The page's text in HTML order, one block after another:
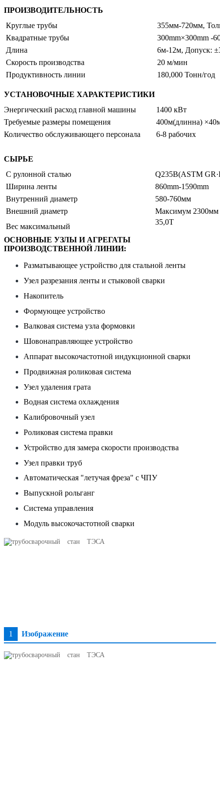
ПРОИЗВОДИТЕЛЬНОСТЬ
Круглые трубы
355мм-720мм,
Квадратные трубы
300mm×300mm -
Длина
6м-12м, Допуск:
Скорость производства
20 м/мин
Продуктивность линии
180,000 Тонн/год
УСТАНОВОЧНЫЕ ХАРАКТЕРИСТИКИ
Энергический расход главной машины
1400 кВт
Требуемые размеры помещения
400м(длинна)
Количество обслуживающего персонала
6-8 рабочих
СЫРЬЕ
С рулонной сталью
Q235B(ASTM
Ширина ленты
860mm-
Внутренний диаметр
580-760мм
Внешний диаметр
Максимум 2300мм
Вес максимальный
35,0Т
ОСНОВНЫЕ УЗЛЫ И АГРЕГАТЫ
ПРОИЗВОДСТВЕННОЙ ЛИНИИ:
Разматывающее устройство для стальной ленты
Узел разрезания ленты и стыковой сварки
Накопитель
Формующее устройство
Валковая система узла формовки
Шовонаправляющее устройство
Аппарат высокочастотной индукционной сварки
Продвижная роликовая система
Узел удаления грата
Водная система охлаждения
Калибровочный узел
Роликовая система правки
Устройство для замера скорости производства
Узел правки труб
Автоматическая "летучая фреза" с ЧПУ
Выпускной рольганг
Система управления
Модуль высокочастотной сварки
1 Изображение